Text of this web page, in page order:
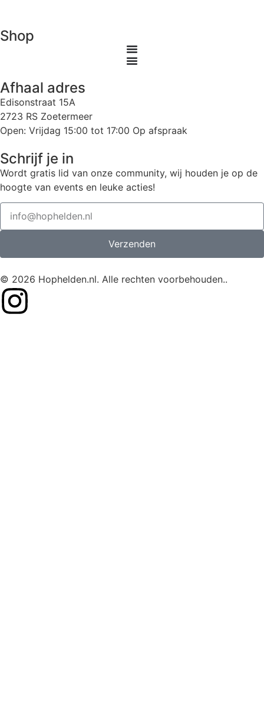
Shop
Afhaal adres
Edisonstraat 15A
2723 RS Zoetermeer
Open: Vrijdag 15:00 tot 17:00 Op afspraak
Schrijf je in
Wordt gratis lid van onze community, wij houden je op de
hoogte van events en leuke acties!
Verzenden
© 2026 Hophelden.nl. Alle rechten voorbehouden..